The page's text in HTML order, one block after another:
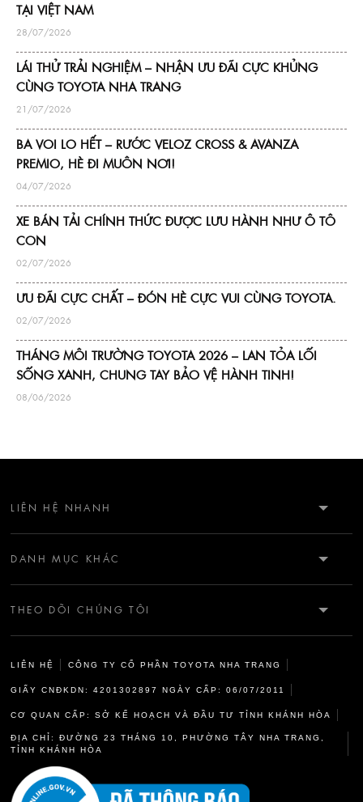
TẠI VIỆT NAM
28/07/2026
LÁI THỬ TRẢI NGHIỆM – NHẬN ƯU ĐÃI CỰC KHỦNG
CÙNG TOYOTA NHA TRANG
21/07/2026
BA VOI LO HẾT – RƯỚC VELOZ CROSS & AVANZA
PREMIO, HÈ ĐI MUÔN NƠI!
04/07/2026
XE BÁN TẢI CHÍNH THỨC ĐƯỢC LƯU HÀNH NHƯ Ô TÔ
CON
02/07/2026
ƯU ĐÃI CỰC CHẤT – ĐÓN HÈ CỰC VUI CÙNG TOYOTA.
02/07/2026
THÁNG MÔI TRƯỜNG TOYOTA 2026 – LAN TỎA LỐI
SỐNG XANH, CHUNG TAY BẢO VỆ HÀNH TINH!
08/06/2026
LIÊN HỆ NHANH
CSKH: 0912909032
ĐẶT HẸN DV: 0968187119
DANH MỤC KHÁC
TIN TỨC
CHÍNH SÁCH & ĐIỀU KHOẢN
CHÍNH SÁCH BẢO MẬT THÔNG TIN CÁ NHÂN
THEO DÕI CHÚNG TÔI
LIÊN HỆ CÔNG TY CỔ PHẦN TOYOTA NHA TRANG
GIẤY CNĐKDN: 4201302897 NGÀY CẤP: 06/07/2011
CƠ QUAN CẤP: SỞ KẾ HOẠCH VÀ ĐẦU TƯ TỈNH KHÁNH HÒA
ĐỊA CHỈ: ĐƯỜNG 23 THÁNG 10, PHƯỜNG TÂY NHA TRANG,
TỈNH KHÁNH HÒA